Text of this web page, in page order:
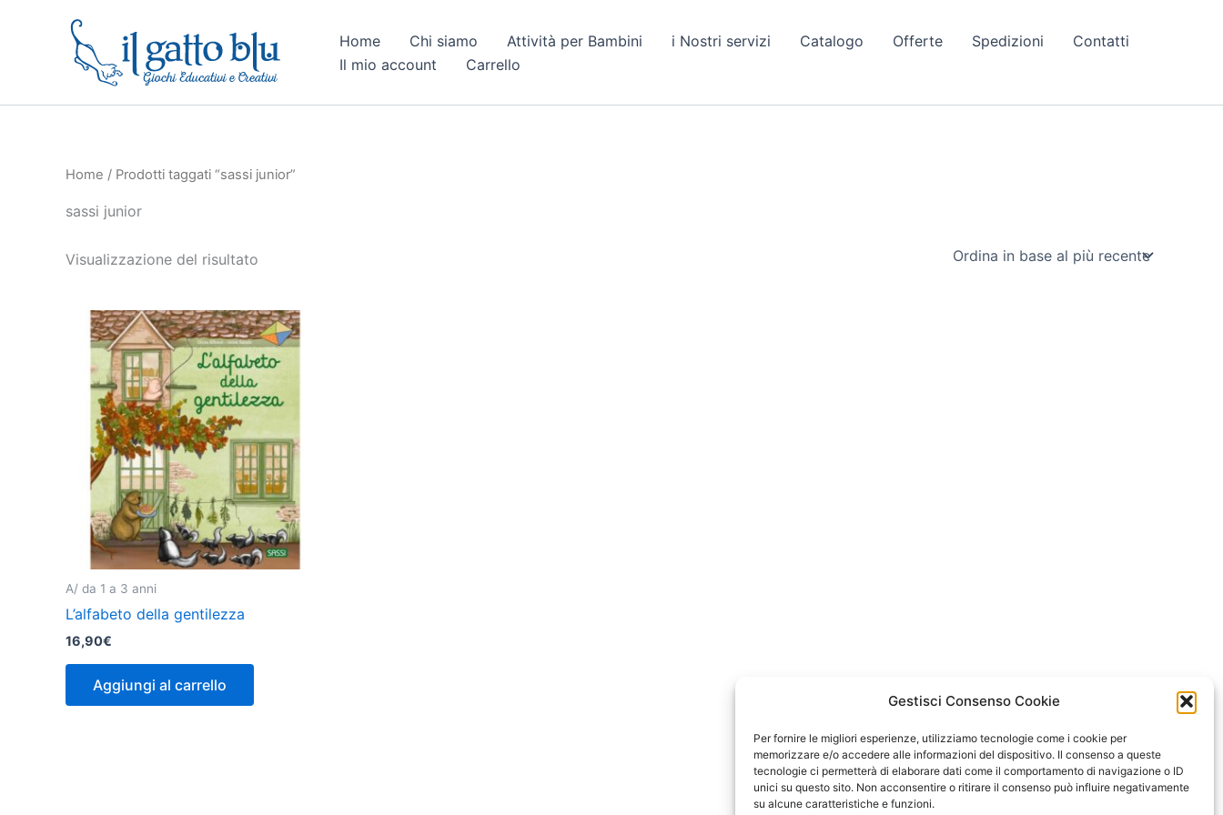
Gestisci Consenso Cookie
Per fornire le migliori esperienze, utilizziamo tecnologie come i cookie per
memorizzare e/o accedere alle informazioni del dispositivo. Il consenso a queste
tecnologie ci permetterà di elaborare dati come il comportamento di navigazione o ID
unici su questo sito. Non acconsentire o ritirare il consenso può influire negativamente
su alcune caratteristiche e funzioni.
Home Chi siamo Attività per Bambini i Nostri servizi Catalogo Offerte Spedizioni
Contatti
Il mio account
Carrello
Home / Prodotti taggati “sassi junior”
sassi junior
Visualizzazione del risultato
A/ da 1 a 3 anni
L’alfabeto della gentilezza
16,90€
Aggiungi al carrello